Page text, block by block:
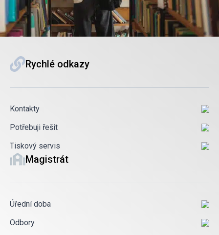
Rychlé odkazy
Kontakty
Potřebuji řešit
Tiskový servis
Magistrát
Úřední doba
Odbory